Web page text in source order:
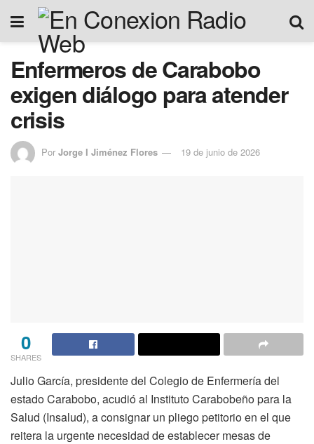
Enfermeros de Carabobo
exigen diálogo para atender
crisis
Por Jorge I Jiménez Flores 19 de junio de 2026
0
SHARES
Julio García, presidente del Colegio de Enfermería del
estado Carabobo, acudió al Instituto Carabobeño para la
Salud (Insalud), a consignar un pliego petitorio en el que
reitera la urgente necesidad de establecer mesas de